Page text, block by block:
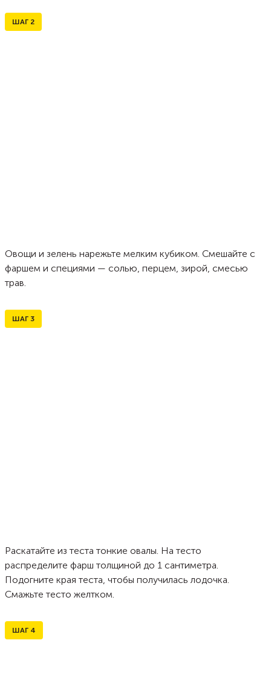
ШАГ 2
Овощи и зелень нарежьте мелким кубиком. Смешайте с
фаршем и специями — солью, перцем, зирой, смесью
трав.
ШАГ 3
Раскатайте из теста тонкие овалы. На тесто
распределите фарш толщиной до 1 сантиметра.
Подогните края теста, чтобы получилась лодочка.
Смажьте тесто желтком.
ШАГ 4